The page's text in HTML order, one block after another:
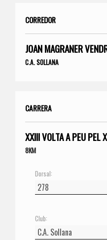
CORREDOR
JOAN MAGRANER
C.A. SOLLANA
CARRERA
XXIII VOLTA A PEU PEL
8KM
Dorsal:
Club: